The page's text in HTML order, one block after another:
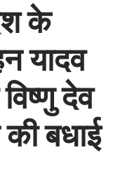
के
यादव
देव
बधाई